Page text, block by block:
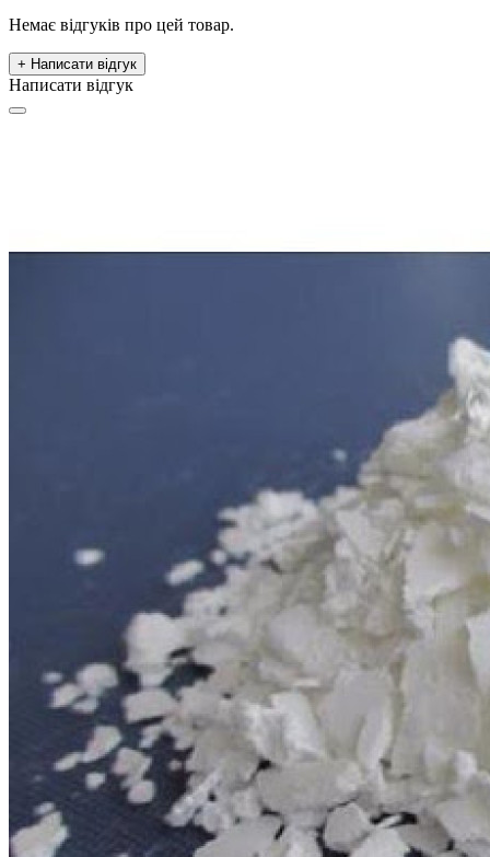
Немає відгуків про цей товар.
+ Написати відгук
Написати відгук